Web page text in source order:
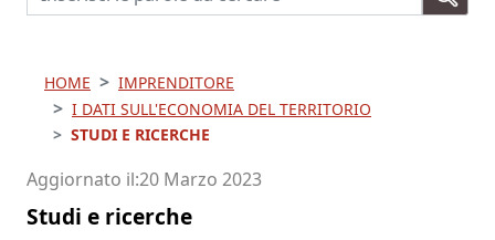
HOME
IMPRENDITORE
I DATI SULL'ECONOMIA DEL TERRITORIO
STUDI E RICERCHE
Aggiornato il 20 Marzo 2023
Studi e ricerche